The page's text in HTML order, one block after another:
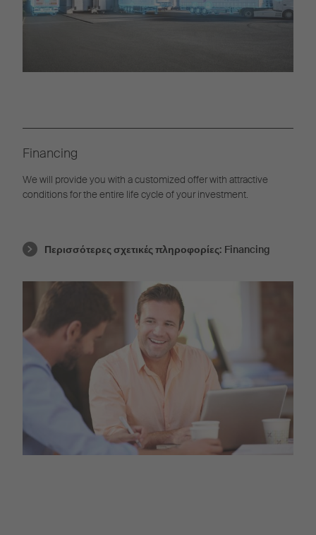
Financing
We will provide you with a customized offer with attractive
conditions for the entire life cycle of your investment.
Περισσότερες σχετικές πληροφορίες: Financing